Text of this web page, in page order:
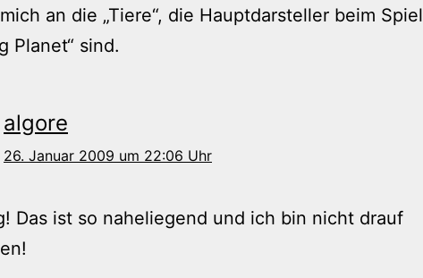
an die „Tiere“, die Hauptdarsteller beim Spiel
Planet“ sind.
algore
26. Januar 2009 um 22:06 Uhr
Das ist so naheliegend und ich bin nicht drauf